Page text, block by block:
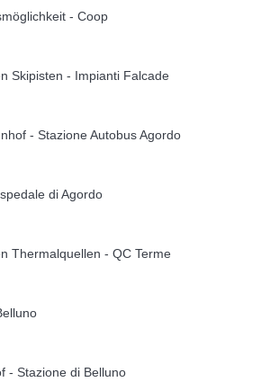
- Coop
Skipisten - Impianti Falcade
- Stazione Autobus Agordo
di Agordo
Thermalquellen - QC Terme
- Stazione di Belluno